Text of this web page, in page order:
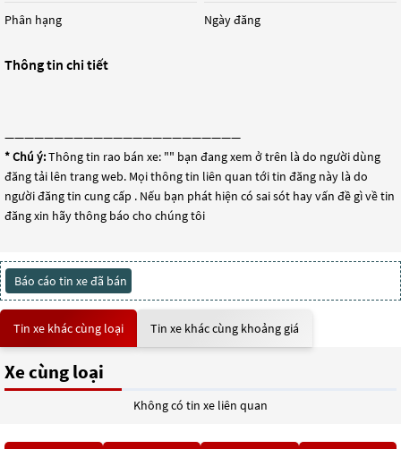
Phân hạng Ngày đăng
Thông tin chi tiết
————————————————————————
* Chú ý:Thông tin rao bán xe: "" bạn đang xem ở trên là do người dùng
đăng tải lên trang web. Mọi thông tin liên quan tới tin đăng này là do
người đăng tin cung cấp . Nếu bạn phát hiện có sai sót hay vấn đề gì về tin
đăng xin hãy thông báo cho chúng tôi
Báo cáo tin xe đã bán
Tin xe khác cùng loại Tin xe khác cùng khoảng giá
Xe cùng loại
Không có tin xe liên quan